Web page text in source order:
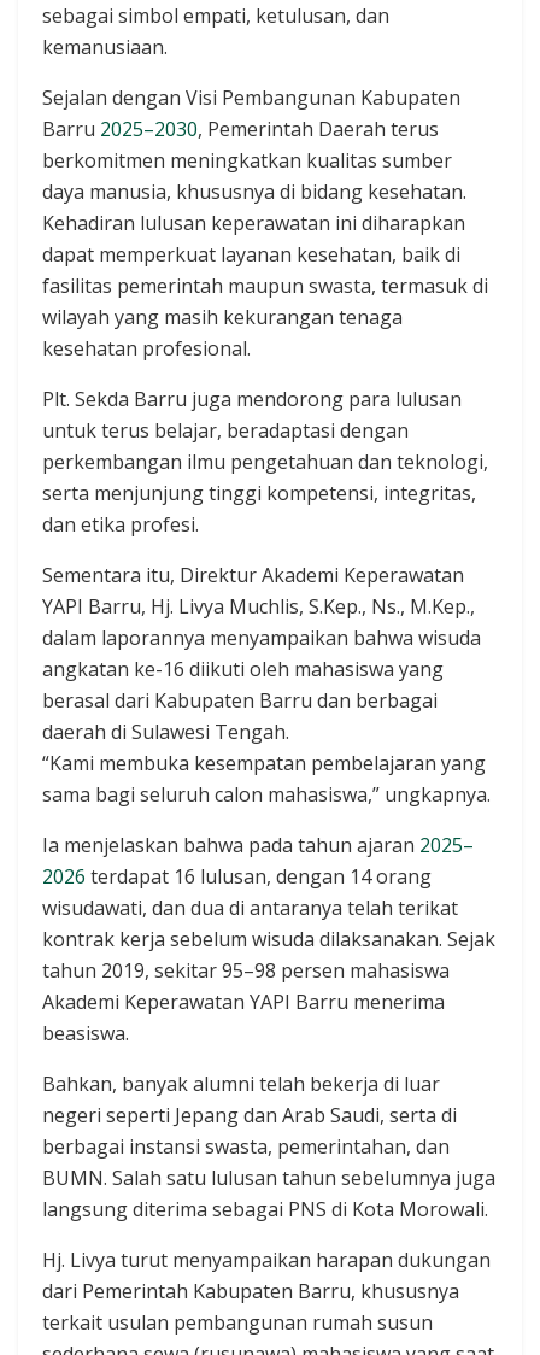
sebagai simbol empati, ketulusan, dan
kemanusiaan.
Sejalan dengan Visi Pembangunan Kabupaten
Barru 2025–2030, Pemerintah Daerah terus
berkomitmen meningkatkan kualitas sumber
daya manusia, khususnya di bidang kesehatan.
Kehadiran lulusan keperawatan ini diharapkan
dapat memperkuat layanan kesehatan, baik di
fasilitas pemerintah maupun swasta, termasuk di
wilayah yang masih kekurangan tenaga
kesehatan profesional.
Plt. Sekda Barru juga mendorong para lulusan
untuk terus belajar, beradaptasi dengan
perkembangan ilmu pengetahuan dan teknologi,
serta menjunjung tinggi kompetensi, integritas,
dan etika profesi.
Sementara itu, Direktur Akademi Keperawatan
YAPI Barru, Hj. Livya Muchlis, S.Kep., Ns., M.Kep.,
dalam laporannya menyampaikan bahwa wisuda
angkatan ke-16 diikuti oleh mahasiswa yang
berasal dari Kabupaten Barru dan berbagai
daerah di Sulawesi Tengah.
“Kami membuka kesempatan pembelajaran yang
sama bagi seluruh calon mahasiswa,” ungkapnya.
Ia menjelaskan bahwa pada tahun ajaran 2025–
2026 terdapat 16 lulusan, dengan 14 orang
wisudawati, dan dua di antaranya telah terikat
kontrak kerja sebelum wisuda dilaksanakan. Sejak
tahun 2019, sekitar 95–98 persen mahasiswa
Akademi Keperawatan YAPI Barru menerima
beasiswa.
Bahkan, banyak alumni telah bekerja di luar
negeri seperti Jepang dan Arab Saudi, serta di
berbagai instansi swasta, pemerintahan, dan
BUMN. Salah satu lulusan tahun sebelumnya juga
langsung diterima sebagai PNS di Kota Morowali.
Hj. Livya turut menyampaikan harapan dukungan
dari Pemerintah Kabupaten Barru, khususnya
terkait usulan pembangunan rumah susun